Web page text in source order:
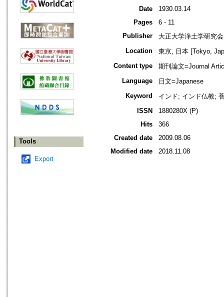
Tools
Export
Date
1930.03.14
Pages
6 - 11
Publisher
大正大学浄土学研究
Location
東京, 日本 [Tokyo,
Content type
期刊論文=Journal
Language
日文=Japanese
Keyword
インド; インド仏教;
ISSN
1880280X (P)
Hits
366
Created date
2009.08.06
Modified date
2018.11.08